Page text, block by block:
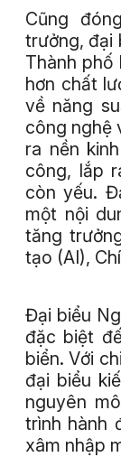
Cũng
trưởng, đại
Thành phố
hơn chất
về năng
công nghệ
ra nền
công, lắp
còn yếu.
một nội
tăng
tạo (AI),
Đại biểu
đặc biệt
biển. Với
đại biểu
nguyên
trình hành
xâm nhập